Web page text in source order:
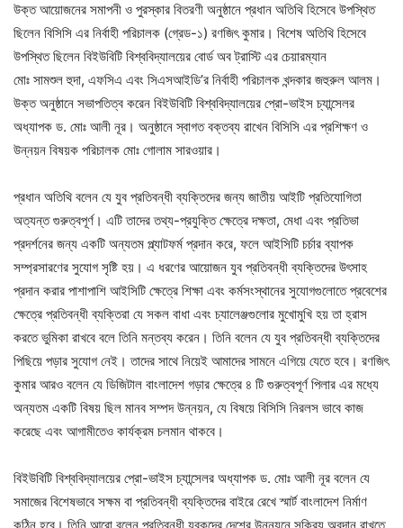
উক্ত আয়োজনের সমাপনী ও পুরস্কার বিতরণী অনুষ্ঠানে প্রধান অতিথি হিসেবে উপস্থিত
ছিলেন বিসিসি এর নির্বাহী পরিচালক (গ্রেড-১) রণজিৎ কুমার। বিশেষ অতিথি হিসেবে
উপস্থিত ছিলেন বিইউবিটি বিশ্ববিদ্যালয়ের বোর্ড অব ট্রাস্টি এর চেয়ারম্যান
মোঃ সামশুল হুদা, এফসিএ এবং সিএসআইডি’র নির্বাহী পরিচালক খন্দকার জহুরুল আলম।
উক্ত অনুষ্ঠানে সভাপতিত্ব করেন বিইউবিটি বিশ্ববিদ্যালয়ের প্রো-ভাইস চ্যান্সেলর
অধ্যাপক ড. মোঃ আলী নূর। অনুষ্ঠানে স্বাগত বক্তব্য রাখেন বিসিসি এর প্রশিক্ষণ ও
উন্নয়ন বিষয়ক পরিচালক মোঃ গোলাম সারওয়ার।
প্রধান অতিথি বলেন যে যুব প্রতিবন্ধী ব্যক্তিদের জন্য জাতীয় আইটি প্রতিযোগিতা
অত্যন্ত গুরুত্বপূর্ণ। এটি তাদের তথ্য-প্রযুক্তি ক্ষেত্রে দক্ষতা, মেধা এবং প্রতিভা
প্রদর্শনের জন্য একটি অন্যতম প্ল্যাটফর্ম প্রদান করে, ফলে আইসিটি চর্চার ব্যাপক
সম্প্রসারণের সুযোগ সৃষ্টি হয়। এ ধরণের আয়োজন যুব প্রতিবন্ধী ব্যক্তিদের উৎসাহ
প্রদান করার পাশাপাশি আইসিটি ক্ষেত্রে শিক্ষা এবং কর্মসংস্থানের সুযোগগুলোতে প্রবেশের
ক্ষেত্রে প্রতিবন্ধী ব্যক্তিরা যে সকল বাধা এবং চ্যালেঞ্জগুলোর মুখোমুখি হয় তা হ্রাস
করতে ভুমিকা রাখবে বলে তিনি মন্তব্য করেন। তিনি বলেন যে যুব প্রতিবন্ধী ব্যক্তিদের
পিছিয়ে পড়ার সুযোগ নেই। তাদের সাথে নিয়েই আমাদের সামনে এগিয়ে যেতে হবে। রণজিৎ
কুমার আরও বলেন যে ডিজিটাল বাংলাদেশ গড়ার ক্ষেত্রে ৪ টি গুরুত্বপূর্ণ পিলার এর মধ্যে
অন্যতম একটি বিষয় ছিল মানব সম্পদ উন্নয়ন, যে বিষয়ে বিসিসি নিরলস ভাবে কাজ
করেছে এবং আগামীতেও কার্যক্রম চলমান থাকবে।
বিইউবিটি বিশ্ববিদ্যালয়ের প্রো-ভাইস চ্যান্সেলর অধ্যাপক ড. মোঃ আলী নূর বলেন যে
সমাজের বিশেষভাবে সক্ষম বা প্রতিবন্ধী ব্যক্তিদের বাইরে রেখে স্মার্ট বাংলাদেশ নির্মাণ